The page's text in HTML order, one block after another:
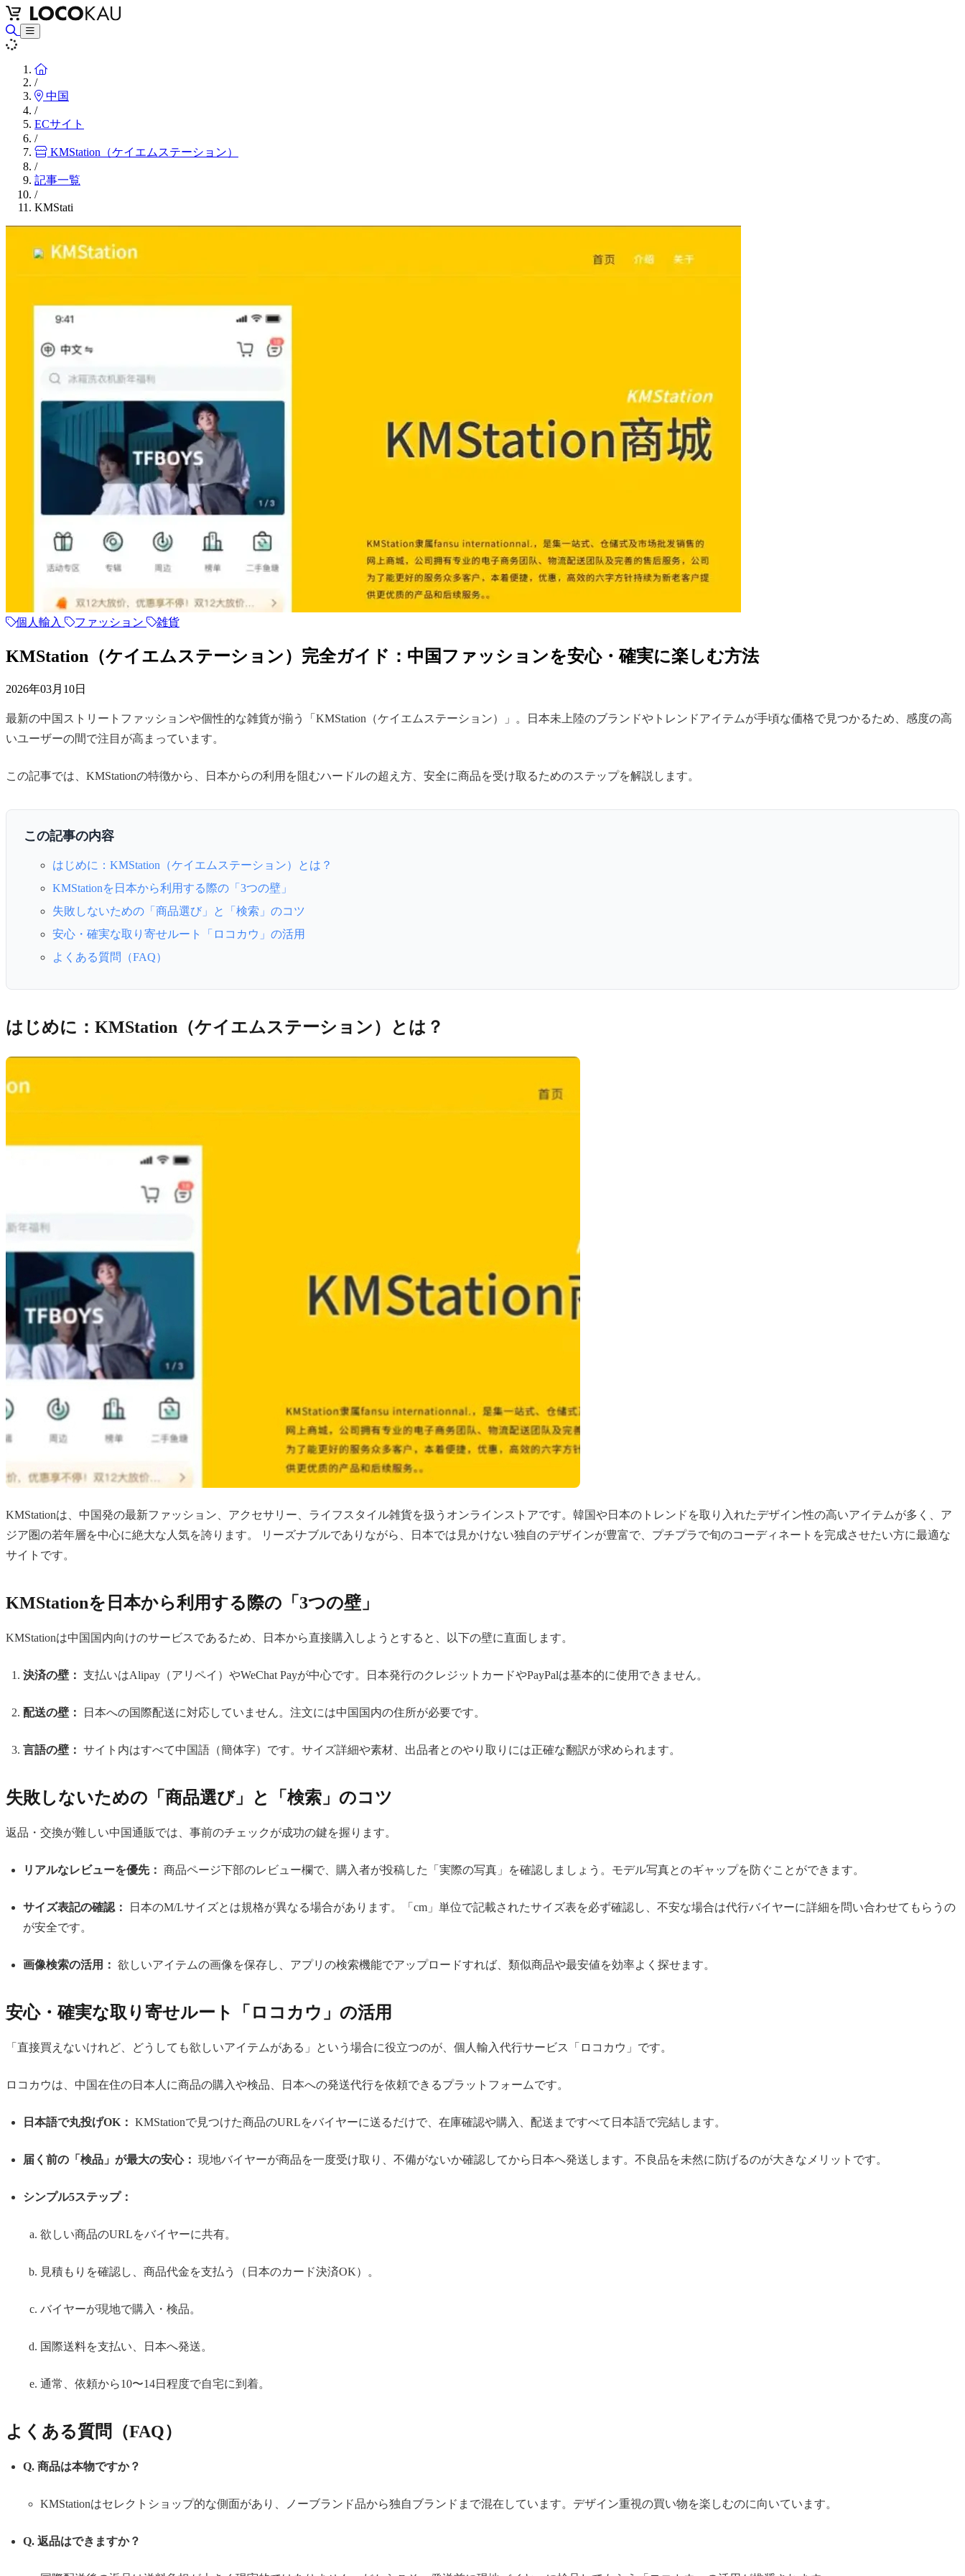
Home
/
中国
/
ECサイト
/
KMStation（ケイエムステーション）
/
記事一覧
/
KMStati
個人輸入 ファッション 雑貨
KMStation（ケイエムステーション）完全ガイド：中国ファッションを安心・確実に楽しむ方法
2026年03月10日
最新の中国ストリートファッションや個性的な雑貨が揃う「KMStation（ケイエムステーション）」。日本未上陸のブランドやトレンドアイテムが手頃な価格で見つかるため、感度の高
いユーザーの間で注目が高まっています。
この記事では、KMStationの特徴から、日本からの利用を阻むハードルの超え方、安全に商品を受け取るためのステップを解説します。
この記事の内容
はじめに：KMStation（ケイエムステーション）とは？
KMStationを日本から利用する際の「3つの壁」
失敗しないための「商品選び」と「検索」のコツ
安心・確実な取り寄せルート「ロコカウ」の活用
よくある質問（FAQ）
はじめに：KMStation（ケイエムステーション）とは？
KMStationは、中国発の最新ファッション、アクセサリー、ライフスタイル雑貨を扱うオンラインストアです。韓国や日本のトレンドを取り入れたデザイン性の高いアイテムが多く、ア
ジア圏の若年層を中心に絶大な人気を誇ります。 リーズナブルでありながら、日本では見かけない独自のデザインが豊富で、プチプラで旬のコーディネートを完成させたい方に最適な
サイトです。
KMStationを日本から利用する際の「3つの壁」
KMStationは中国国内向けのサービスであるため、日本から直接購入しようとすると、以下の壁に直面します。
決済の壁： 支払いはAlipay（アリペイ）やWeChat Payが中心です。日本発行のクレジットカードやPayPalは基本的に使用できません。
配送の壁： 日本への国際配送に対応していません。注文には中国国内の住所が必要です。
言語の壁： サイト内はすべて中国語（簡体字）です。サイズ詳細や素材、出品者とのやり取りには正確な翻訳が求められます。
失敗しないための「商品選び」と「検索」のコツ
返品・交換が難しい中国通販では、事前のチェックが成功の鍵を握ります。
リアルなレビューを優先： 商品ページ下部のレビュー欄で、購入者が投稿した「実際の写真」を確認しましょう。モデル写真とのギャップを防ぐことができます。
サイズ表記の確認：
日本のM/Lサイズとは規格が異なる場合があります。「cm」単位で記載されたサイズ表を必ず確認し、不安な場合は代行バイヤーに詳細を問い合わせてもらうの
が安全です。
画像検索の活用： 欲しいアイテムの画像を保存し、アプリの検索機能でアップロードすれば、類似商品や最安値を効率よく探せます。
安心・確実な取り寄せルート「ロコカウ」の活用
「直接買えないけれど、どうしても欲しいアイテムがある」という場合に役立つのが、個人輸入代行サービス「ロコカウ」です。
ロコカウは、中国在住の日本人に商品の購入や検品、日本への発送代行を依頼できるプラットフォームです。
日本語で丸投げOK： KMStationで見つけた商品のURLをバイヤーに送るだけで、在庫確認や購入、配送まですべて日本語で完結します。
届く前の「検品」が最大の安心： 現地バイヤーが商品を一度受け取り、不備がないか確認してから日本へ発送します。不良品を未然に防げるのが大きなメリットです。
シンプル5ステップ：
欲しい商品のURLをバイヤーに共有。
見積もりを確認し、商品代金を支払う（日本のカード決済OK）。
バイヤーが現地で購入・検品。
国際送料を支払い、日本へ発送。
通常、依頼から10〜14日程度で自宅に到着。
よくある質問（FAQ）
Q. 商品は本物ですか？
KMStationはセレクトショップ的な側面があり、ノーブランド品から独自ブランドまで混在しています。デザイン重視の買い物を楽しむのに向いています。
Q. 返品はできますか？